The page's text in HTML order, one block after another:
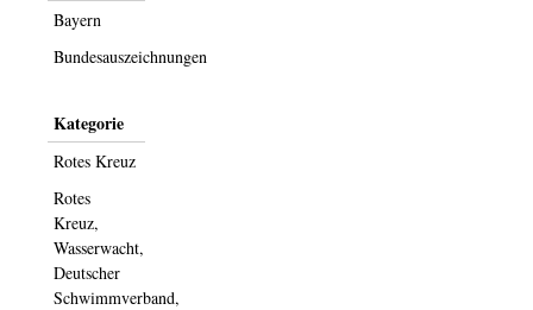
Bayern
Bundesauszeichnungen
Kategorie
Rotes Kreuz
Rotes
Kreuz,
Wasserwacht,
Deutscher
Schwimmverband,